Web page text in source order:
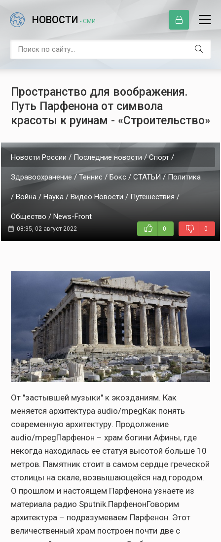
НОВОСТИ - СМИ
Пространство для воображения.
Путь Парфенона от символа
красоты к руинам - «Строительство»
Новости России / Последние новости / Спорт /
Здравоохранение / Теннис / Бокс / СТАТЬИ / Политика
/ Война / Наука / Видео Новости / Путешествия /
Общество / News-Front
08:35, 02 август 2022 0 0
От "застывшей музыки" к экозданиям. Как меняется архитектура audio/mpegКак понять современную архитектуру. Продолжение audio/mpegПарфенон – храм богини Афины, где некогда находилась ее статуя высотой больше 10 метров. Памятник стоит в самом сердце греческой столицы на скале, возвышающейся над городом. О прошлом и настоящем Парфенона узнаете из материала радио Sputnik.ПарфенонГоворим архитектура – подразумеваем Парфенон. Этот величественный храм построен почти две с половиной тысячи лет назад. Он был и остается главной жемчужиной афинского Акрополя, символом мастерства древних зодчих. Каждый год достопримечательность привлекает миллионы посетителей. Уже почти полвека длится реставрация памятника. И хотя его лучшие дни давно миновали, он по-прежнему притягивает и своей красотой, и своей историей.ИсторияИнициатором строительства Парфенона стал правитель Афин – Перкил. С этим государственным деятелем связывают период высшего расцвета города – "периклов век". К этому времени греко-персидские войны закончились как нельзя лучше для эллинов, Афины по сути стали империей и распоряжались деньгами Афинского союза, созданного для борьбы с персами. К тому же у Перикла были амбиции превратить город в крупнейший религиозный и культурный центр Эллады. А на Акрополе – скале, возвышавшейся над полисом и служившей крепостью и резиденцией властей, уже имелась подходящая площадка: в начале V века до нашей эры там попытались воздвигнуть храм в честь богини-покровительницы города, но у вторгшихся в Грецию персов были другие планы. Теперь, когда началась мирная эпоха, самое время было вспомнить о былых замыслах. Но масштаб был уже совсем другой – такого великолепия страна еще не знала.К проекту привлекли выдающихся архитекторов и скульпторов того времени. Во-первых, это зодчий-"суперзвезда" Фидий, который, как считается, и стал автором ключевой идеи Парфенона. Позднее этот мастер создаст одно из семи чудес света – статую Зевса в Олимпии. Во-вторых, это Калликрат, которого считают главным архитектором Афин. Он занимался организационной стороной вопроса. Наконец, детальное архитектурное решение было поручено Иктину. По некоторым данным, на тот момент он уже работал над таким известным культовым сооружением как храм Аполлона Эпикурия в Бассах.Строительство Парфенона началось в 447 году до н.э. Храм посвящался богине мудрости, войны, покровительнице искусств, наук, ремесел, а заодно и главного греческого города – Афине. Слово Парфенон происходит от "парфенос" – девственный, а официальное название сооружения было Храм Афины Девы. Это качество как бы символизировало для жителей города его неприступность.Основные работы были закончены за какие-то 9 лет, еще 6 лет ушло на то, чтобы завершить убранство храма. Примечательно, что строили Парфенон не рабы, а свободные (хоть и небогатые) горожане, для которых Перикл организовал программу общественных работ. На сооружение потратили огромные деньги – по разным данным от 450 до 700 талантов. Для сравнения, боевой корабль стоил 1 талант. Перикла даже критиковали за такие расходы, но тот оправдался тем, что храм будет гордостью города на века, и оказался прав. К тому же налоги на горожан не поднимали. Беднота получила хороший источник дохода, а политик – дополнительную поддержку.Основной статьей расходов оказалась доставка главного строительного материала – мрамора с горы Пенделикон, расположенной в паре десятков километров от Афин. Кроме этого со всей Греции туда свозили драгоценные металлы, черное дерево и слоновую кость.Главным украшением храма стала статуя богини работы Фидия. Скульптура была сделана из дерева, слоновой кости и золота. Именно на этот благородный металл и позарился через 134 года тиран Лахар, снявший золотые листы со статуи, чтобы расплатиться со своими войсками. Этот эпизод можно назвать первым зафиксированным случаем нанесения ущерба храму. В III веке статуя исчезает, что именно с ней произошло неизвестно.В III веке нашей эры храм горел в результате вторжения варваров. Тогда он лишился обеих дверей, крыши, внутренних перекрытий.В V веке сокровища храма вывезли в Константинополь. А столетие спустя Парфенон начинают превращать в христианский храм. Во-первых, это сопровождалось перепланировками, а во-вторых, большую часть скульптур особо духовные люди посчитали неприемлемыми для своих ценностей – из-за наготы персонажей или их принадлежности к язычеству. Церемониться не стали, изваяния уничтожили или испортили.В середине XV века пришли турки. Они превратили Парфенон в мечеть, но это не беда, беда в том, что Османская империя постоянно воевала, и в результате одной из операций храму был нанесен уже непоправимый ущерб. В 1687 году город осаждали венецианцы. Тогдашние его хозяева не придумали ничего лучше, как устроить в Парфеноне пороховой склад в расчете на то, что нападавшие не посмеют стрелять по сокровищу мировой культуры. Но тех это обстоятельство не смутило. Одно из ядер угодило прямиком в склад, и вся средняя часть храма взлетела на воздух.Восстанавливать Парфенон после этого никто не стал, и местные жители начали его потихоньку растаскивать, в результате исчезла примерно половина скульптур. А турецкие хозяева разбирали сооружение, чтобы добыть из него свинец, использовавшийся для скрепления кладки между собой, из него отливали пули. Храм окончательно превращается в руины. Многие люди смотрели на все это с ужасом и пытались что-то спасти, из-за чего фрагменты некогда богатого скульптурного убранства оказывались в разных европейских городах и оседали в музеях или у коллекционеров.Больше всего на этом поприще преуспел британский лорд Элгин, который в начале XIX века с разрешения турецких властителей вывез в Великобританию примерно половину остававшихся на тот момент скульптур Парфенона. Кто-то называет это воровством, а кто-то – спасением культурного наследия для будущих поколений. К слову, сам аристократ на этой операции не то что рук не нагрел, а даже оказался в убытке: залез в долги и скрывался от кредиторов.Коллекция же была продана Британскому музею, от которого Эллада до сих пор безуспешно пытается получить "мраморы Элгина" назад, хотя некоторые другие европейские города понемногу идут навстречу и передают спасенное в прошлом греческим властям.Первые попытки реставрации Парфенона начались сразу после обретения Грецией независимости в 1832 году, впрочем, масштаб их был невелик. Свой современный вид Парфенон обрел в результате работы инженера Николаоса Баланоса, который взялся за дело уже в начале прошлого века. С одной стороны, были восстановлены колоннады, соединяющие фасады. С другой – делалось это без учета первоначального расположения мраморных блоков. А скрепляли их железом, которое ржавело и деформировалось, элементы сооружения растрескивались.В 1975 году начали все делать по уму, с учетом того, где какие фрагменты были изначально, а скрепляли их уже титаном.Скоро этому этапу работ исполнится полвека, а Парфенон и отдаленно не напоминает то, чем он некогда являлся. С другой стороны, прогресс, хоть медленный, но есть, Акрополь и Парфенон постепенно преображаются.Сейчас Парфенон – это периптер (прямоугольное сооружение) с 8 десятиметровыми колоннами на торцах (примерно 31 метр в длину каждый) и 17 по бокам (почти 70 метров), стоящий на трех мраморных ступенях. Частично восстановлен западный фасад.В наши дни реставраторы работают над одной из стен внутреннего помещения. Для реконструкции применяется больше 350 камней оригинальной постройки, плюс около сотни новых. Эта программа рассчитана минимум на 15 лет.Так что пока туристу, со стороны глядящему на Парфенон, должно помочь воображение и трехмерные реконструкции сооружения. И наше описание.АрхитектураОдна из главных особенностей архитектуры Парфенона – ее искривления, сделанные нарочно для того, чтобы несмотря на искажения зрения, здание выглядело бы "стройным". Для этого: основание, на котором стоят колонны, немного повышается к центру; угловые колонны торцевых фасадов имеют небольшой уклон опять-таки к центру; все колонны сделаны с небольшим утолщением посередине и сужением кверху; угловые колонны были чуть больше остальных в диаметре. То, что древние зодчие использовали эти приемы, выяснилось только в XIX веке.Кладка была сухой, без использования растворов, элементы соединялись железными скрепами и штырями, для заливки крепежа использовался свинец. Колонны состояли из барабанов, скреплявшихся деревянными стержнями.У здания были и стены, и ворота, и двускатная черепичная крыша.Многие его детали были раскрашены красным, синим и золотым цветами.Высота всего сооружения составляла почти 20 метров.Статуи и произведения искусстваГлавным культовым предметом храма была огромная (11-13 метров в высоту) статуя Афины Парфенос работы Фидия. Она располагалась ближе к восточному входу в так называемой целле. На изваяние ушло около тонны золота. Автора даже обвиняли в его воровстве, но тот сумел оправдаться. Перед статуей располагался небольшой бассейн – для поддержания необходимой для статуи влажности.Известно, что Афина была облачена в длинный хитон, в одной руке держала изображение богини победы Ники, в другой – копье, на груди у покровительницы города была голова Медузы Горгоны, в ногах лежал щит, а рядом свернулась змея.Также Фидий работал над некоторыми из многих других скульптур храма. Их можно разделить на 3 большие группы.Во-первых, это изваяния фронтонов, стоявшие под самой кровлей над входами в храм с торцов здания. Над восточным была запечатлена сцена рождения Афины, над западным – ссора Афины с Посейдоном. Сохранилось 30 статуй богов и героев: 19 в Британском музее, остальные в Афинах.Во-вторых, это метопы (всего их было 92) – прямоугольные панели, располагавшиеся по периметру всего сооружения уровнем ниже фронтонных скульптур. Здесь были горельефы с изображением сцен из борьбы богов и гигантов, кентавров и мифического племени великанов – лапифов, битва греков с амазонками и Троянская война. До наших дней дошло 57 метоп: 42 в Афинах, остальные в Британском музее.Наконец, это фриз, сверху опоясывавший целлу. На нем – б